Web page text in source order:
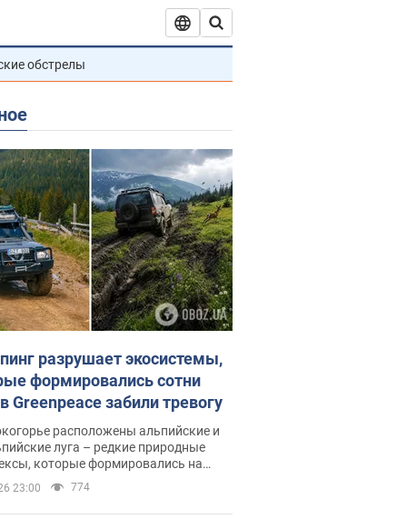
обстрелы
разрушает экосистемы,
формировались сотни
Greenpeace забили тревогу
расположены альпийские и
луга – редкие природные
которые формировались на
сотен лет
23:00 774